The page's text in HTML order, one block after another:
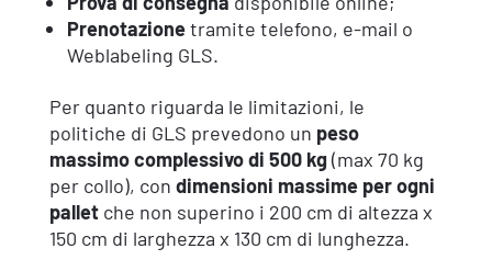
Prenotazionetramite telefono, e-mail o
Weblabeling GLS.
Per quanto riguarda le limitazioni, le
politiche di GLS prevedono un peso
massimo complessivo di 500 kg(max 70 kg
per collo), con dimensioni massime per ogni
palletche non superino i 200 cm di altezza x
150 cm di larghezza x 130 cm di lunghezza.